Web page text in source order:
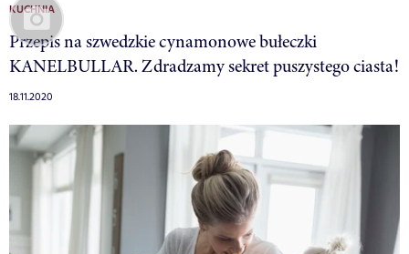
KUCHNIA
Przepis na szwedzkie cynamonowe bułeczki
KANELBULLAR. Zdradzamy sekret puszystego ciasta!
18.11.2020